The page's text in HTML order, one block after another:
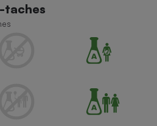
taches